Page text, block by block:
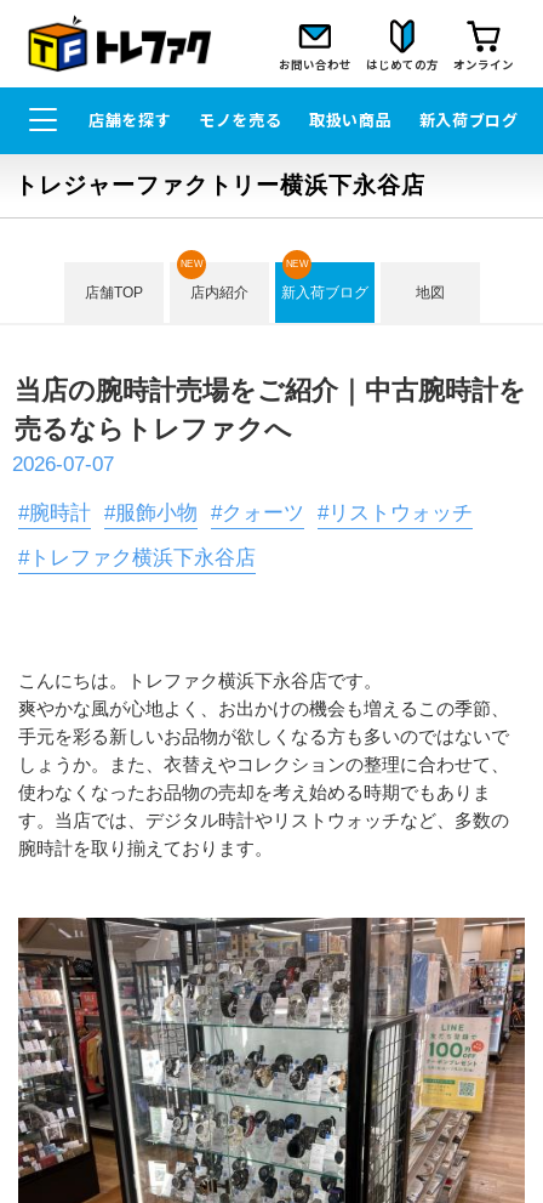
お問い合わせ はじめての方 オンライン
店舗を探す モノを売る 取扱い商品 新入荷ブログ
トレジャーファクトリー横浜下永谷店
店舗TOP 店内紹介
NEW
新入荷ブログ
NEW
地図
当店の腕時計売場をご紹介｜中古腕時計を
売るならトレファクへ
2026-07-07
#腕時計 #服飾小物 #クォーツ
#リストウォッチ
#トレファク横浜下永谷店
こんにちは。トレファク横浜下永谷店です。
﻿爽やかな風が心地よく、お出かけの機会も増えるこの季節、
手元を彩る新しいお品物が欲しくなる方も多いのではないで
しょうか。また、衣替えやコレクションの整理に合わせて、
使わなくなったお品物の売却を考え始める時期でもありま
す。当店では、デジタル時計やリストウォッチなど、多数の
腕時計を取り揃えております。